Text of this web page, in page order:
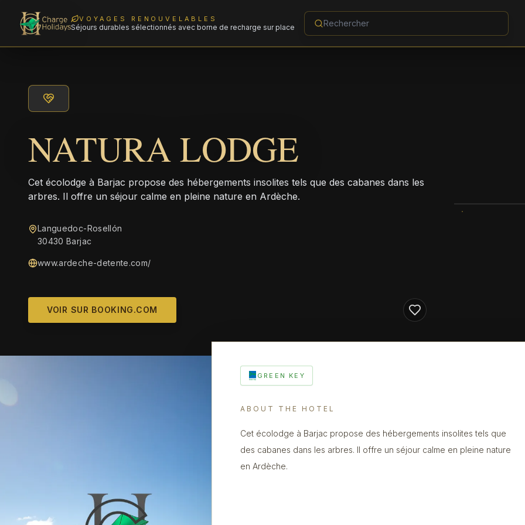
VOYAGES RENOUVELABLES
Séjours durables sélectionnés avec borne de recharge sur place
NATURA LODGE
Cet écolodge à Barjac propose des hébergements insolites tels que des cabanes dans les
arbres. Il offre un séjour calme en pleine nature en Ardèche.
Languedoc-Rosellón
30430 Barjac
www.ardeche-detente.com/
VOIR SUR BOOKING.COM
GREEN KEY
ABOUT THE HOTEL
Cet écolodge à Barjac propose des hébergements insolites tels que
des cabanes dans les arbres. Il offre un séjour calme en pleine nature
en Ardèche.